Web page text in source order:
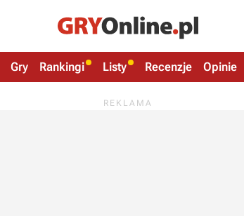
Gry Rankingi Listy Recenzje Opinie